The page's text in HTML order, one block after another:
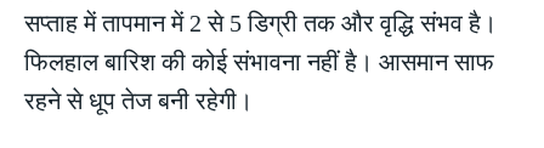
सप्ताह में तापमान में 2 से 5 डिग्री तक और वृद्धि संभव है।
फिलहाल बारिश की कोई संभावना नहीं है। आसमान साफ
रहने से धूप तेज बनी रहेगी।